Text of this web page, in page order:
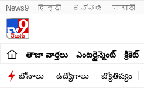
News9 हिन्दी ಕನ್ನಡ मराठी
తాజా వార్తలు ఎంటర్టైన్మెంట్ క్రికెట్
బోనాలు ఉద్యోగాలు జ్యోతిష్యం